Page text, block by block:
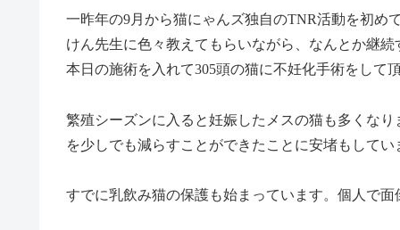
一昨年の9月から猫にゃんズ独自のTNR活動を初め
けん先生に色々教えてもらいながら、なんとか継
本日の施術を入れて305頭の猫に不妊化手術をして
繁殖シーズンに入ると妊娠したメスの猫も多くな
を少しでも減らすことができたことに安堵もしてい
すでに乳飲み猫の保護も始まっています。個人で